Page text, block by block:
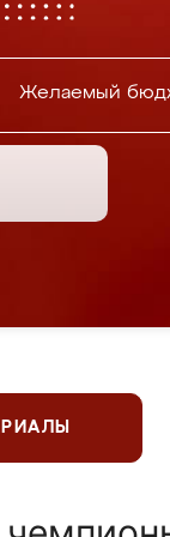
Желаемый